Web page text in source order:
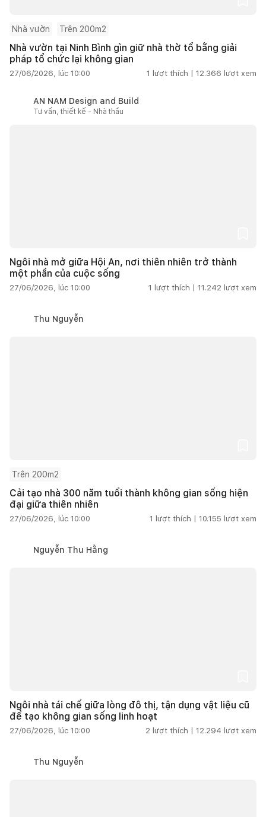
Nhà vườn Trên 200m2
Nhà vườn tại Ninh Bình gìn giữ nhà thờ tổ bằng giải
pháp tổ chức lại không gian
27/06/2026, lúc 10:00 1 lượt thích | 12.366 lượt xem
AN NAM Design and Build
Tư vấn, thiết kế - Nhà thầu
Ngôi nhà mở giữa Hội An, nơi thiên nhiên trở thành
một phần của cuộc sống
27/06/2026, lúc 10:00 1 lượt thích | 11.242 lượt xem
Thu Nguyễn
Trên 200m2
Cải tạo nhà 300 năm tuổi thành không gian sống hiện
đại giữa thiên nhiên
27/06/2026, lúc 10:00 1 lượt thích | 10.155 lượt xem
Nguyễn Thu Hằng
Ngôi nhà tái chế giữa lòng đô thị, tận dụng vật liệu cũ
để tạo không gian sống linh hoạt
27/06/2026, lúc 10:00 2 lượt thích | 12.294 lượt xem
Thu Nguyễn